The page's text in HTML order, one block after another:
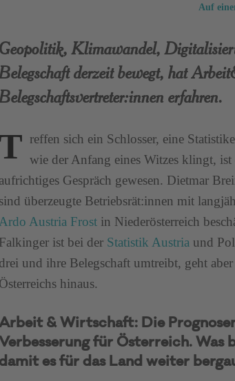
Auf
Geopolitik, Klimawandel,
derzeit bewegt, hat
erfahren.
T reffen sich ein Schlosser, eine
wie der Anfang eines Witzes klingt,
aufrichtiges Gespräch gewesen. Dietmar
sind überzeugte Betriebsrät:innen mit
Ardo Austria Frost in Niederösterreich
Falkinger ist bei der Statistik Austria und
drei und ihre Belegschaft umtreibt, geht
Österreichs hinaus.
& Wirtschaft: Die
Verbesserung für Österreich. Was
es für das Land weiter